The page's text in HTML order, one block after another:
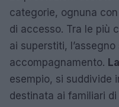
categorie, ognuna
di accesso. Tra le più
ai superstiti,
accompagnamento.
esempio, si suddivide
destinata ai familiari